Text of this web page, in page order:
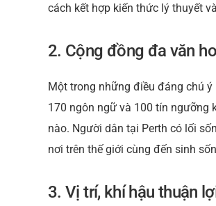
cách kết hợp kiến ​​thức lý thuyết
2. Cộng đồng đa văn
Một trong những điều đáng chú
170 ngôn ngữ và 100 tín ngưỡng
nào. Người dân tại Perth có lối
nơi trên thế giới cùng đến sinh
3. Vị trí, khí hậu thuận